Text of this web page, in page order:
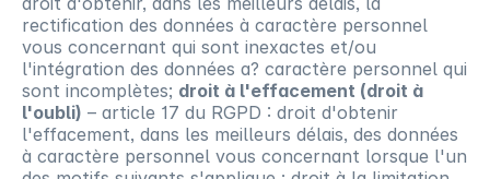
rectification des données à caractère personnel
vous concernant qui sont inexactes et/ou
l'intégration des données a? caractère personnel qui
sont incomplètes; droit à l'effacement (droit à
l'oubli) – article 17 du RGPD : droit d'obtenir
l'effacement, dans les meilleurs délais, des données
à caractère personnel vous concernant lorsque l'un